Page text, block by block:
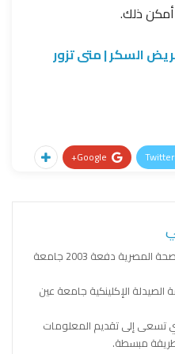
أمكن ذلك.
السكر | متى تزور
Twitter
Google+
صيدلانية بوزارة الصحة المصرية دفعة 2003 جامعة
الصيدلة الإكلينكية جامعة عين
تسعى إلى تقديم المعلومات
مبسطة.